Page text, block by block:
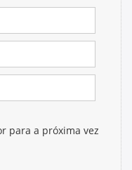
para a próxima vez